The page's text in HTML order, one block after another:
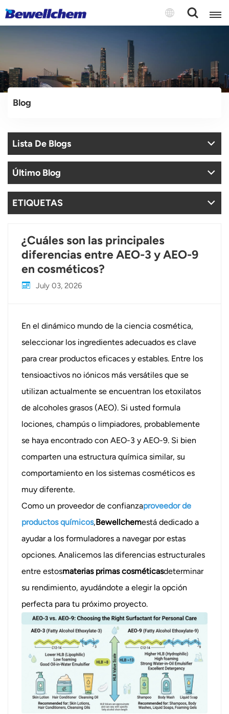
English
Русский
中文
Español
Blog
Lista De Blogs
Último Blog
ETIQUETAS
¿Cuáles son las principales
diferencias entre AEO-3 y AEO-9
en cosméticos?
July 03, 2026
En el dinámico mundo de la ciencia cosmética,
seleccionar los ingredientes adecuados es clave
para crear productos eficaces y estables. Entre los
tensioactivos no iónicos más versátiles que se
utilizan actualmente se encuentran los etoxilatos
de alcoholes grasos (AEO). Si usted formula
lociones, champús o limpiadores, probablemente
se haya encontrado con AEO-3 y AEO-9. Si bien
comparten una estructura química similar, su
comportamiento en los sistemas cosméticos es
muy diferente.
Como un proveedor de confianzaproveedor de
productos químicos,Bewellchemestá dedicado a
ayudar a los formuladores a navegar por estas
opciones. Analicemos las diferencias estructurales
entre estosmaterias primas cosméticasdeterminar
su rendimiento, ayudándote a elegir la opción
perfecta para tu próximo proyecto.